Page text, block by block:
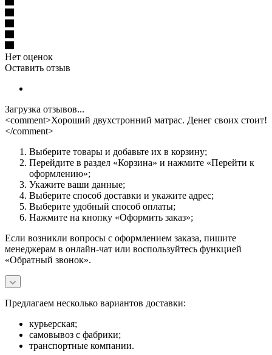
Нет оценок
Оставить отзыв
Загрузка отзывов...
<comment>Хороший двухстронний матрас. Денег своих стоит!
</comment>
Выберите товары и добавьте их в корзину;
Перейдите в раздел «Корзина» и нажмите «Перейти к
оформлению»;
Укажите ваши данные;
Выберите способ доставки и укажите адрес;
Выберите удобный способ оплаты;
Нажмите на кнопку «Оформить заказ»;
Если возникли вопросы с оформлением заказа, пишите
менеджерам в онлайн-чат или воспользуйтесь функцией
«Обратный звонок».
Предлагаем несколько вариантов доставки:
курьерская;
самовывоз с фабрики;
транспортные компании.